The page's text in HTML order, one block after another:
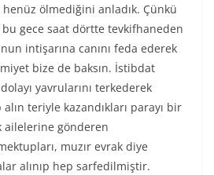
ölmediğini anladık. Çünkü
gece saat dörtte tevkifhaneden
intişarına canını feda ederek
bize de baksın. İstibdat
yavrularını terkederek
teriyle kazandıkları parayı bir
ailelerine gönderen
muzır evrak diye
alınıp hep sarfedilmiştir.